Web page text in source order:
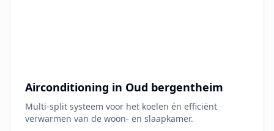
Airconditioning in Oud bergentheim
Multi-split systeem voor het koelen én efficiënt
verwarmen van de woon- en slaapkamer.